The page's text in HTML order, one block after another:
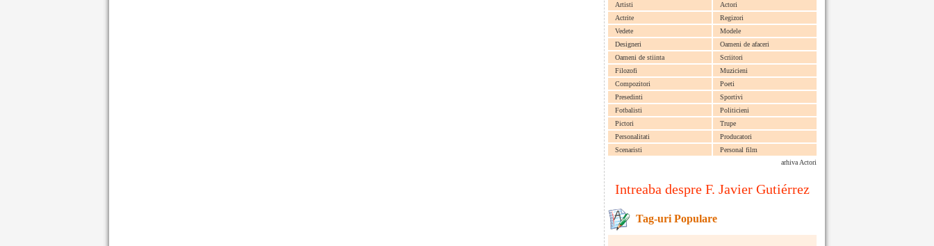
Artisti
Actori
Actrite
Regizori
Vedete
Modele
Designeri
Oameni de afaceri
Oameni de stiinta
Scriitori
Filozofi
Muzicieni
Compozitori
Poeti
Presedinti
Sportivi
Fotbalisti
Politicieni
Pictori
Trupe
Personalitati
Producatori
Scenaristi
Personal film
arhiva Actori
Intreaba despre F. Javier Gutiérrez
Tag-uri Populare